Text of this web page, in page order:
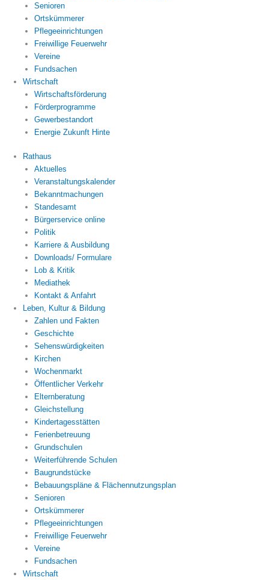
Senioren
Ortskümmerer
Pflegeeinrichtungen
Freiwillige Feuerwehr
Vereine
Fundsachen
Wirtschaft
Wirtschaftsförderung
Förderprogramme
Gewerbestandort
Energie Zukunft Hinte
Rathaus
Aktuelles
Veranstaltungskalender
Bekanntmachungen
Standesamt
Bürgerservice online
Politik
Karriere & Ausbildung
Downloads/ Formulare
Lob & Kritik
Mediathek
Kontakt & Anfahrt
Leben, Kultur & Bildung
Zahlen und Fakten
Geschichte
Sehenswürdigkeiten
Kirchen
Wochenmarkt
Öffentlicher Verkehr
Elternberatung
Gleichstellung
Kindertagesstätten
Ferienbetreuung
Grundschulen
Weiterführende Schulen
Baugrundstücke
Bebauungspläne & Flächennutzungsplan
Senioren
Ortskümmerer
Pflegeeinrichtungen
Freiwillige Feuerwehr
Vereine
Fundsachen
Wirtschaft